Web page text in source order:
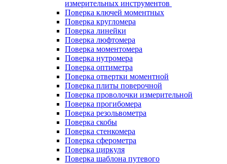
измерительных инструментов
Поверка ключей моментных
Поверка кругломера
Поверка линейки
Поверка люфтомера
Поверка моментомера
Поверка нутромера
Поверка оптиметра
Поверка отвертки моментной
Поверка плиты поверочной
Поверка проволочки измерительной
Поверка прогибомера
Поверка резольвометра
Поверка скобы
Поверка стенкомера
Поверка сферометра
Поверка циркуля
Поверка шаблона путевого